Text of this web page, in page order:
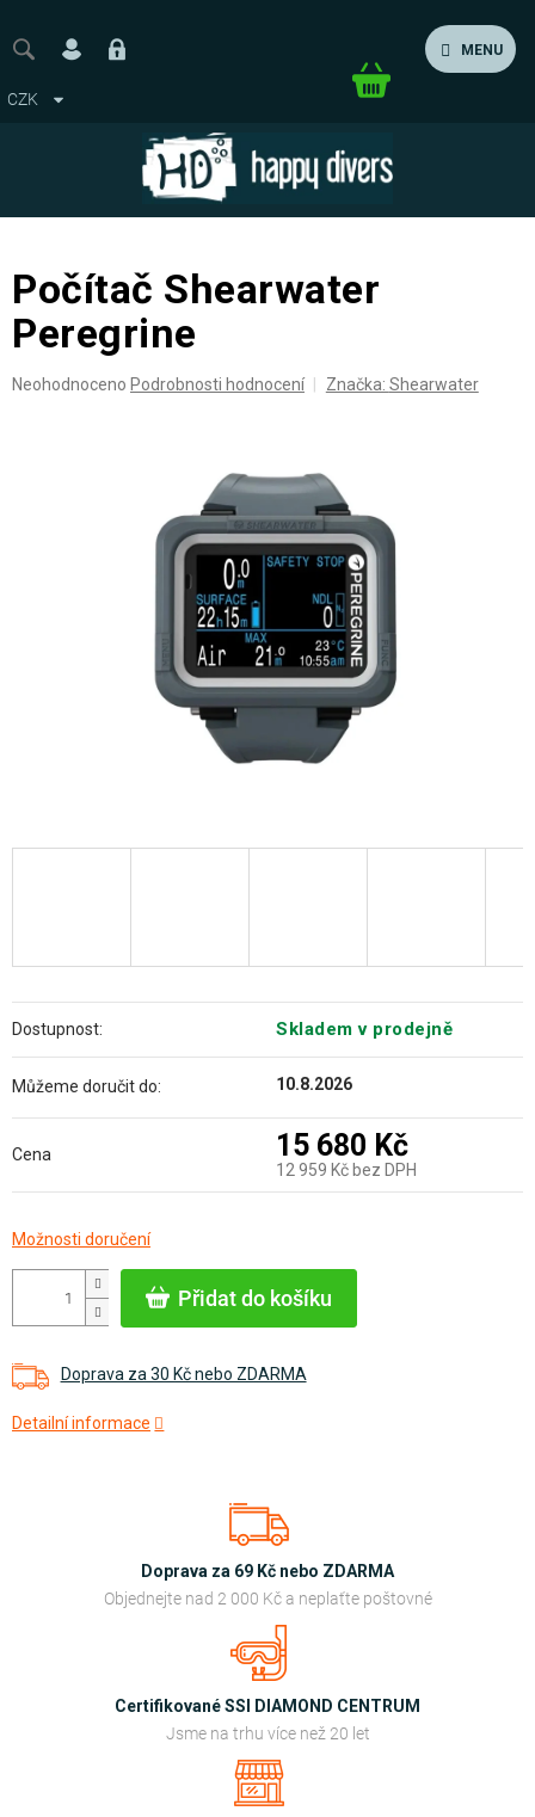
obsah
MENU
CZK
Nákupní
Počítač Shearwater
Peregrine
Průměrné
Neohodnoceno Podrobnosti hodnocení Značka: Shearwater
Přidat do košíku
Doprava za 30 Kč nebo ZDARMA
Detailní informace
Dostupnost: Skladem v prodejně
Můžeme doručit do: 10.8.2026
Cena 15 680 Kč
12 959 Kč bez DPH
cena:
Možnosti doručení
Doprava za 69 Kč nebo ZDARMA
Objednejte nad 2 000 Kč a neplaťte poštovné
Certifikované SSI DIAMOND CENTRUM
Jsme na trhu více než 20 let